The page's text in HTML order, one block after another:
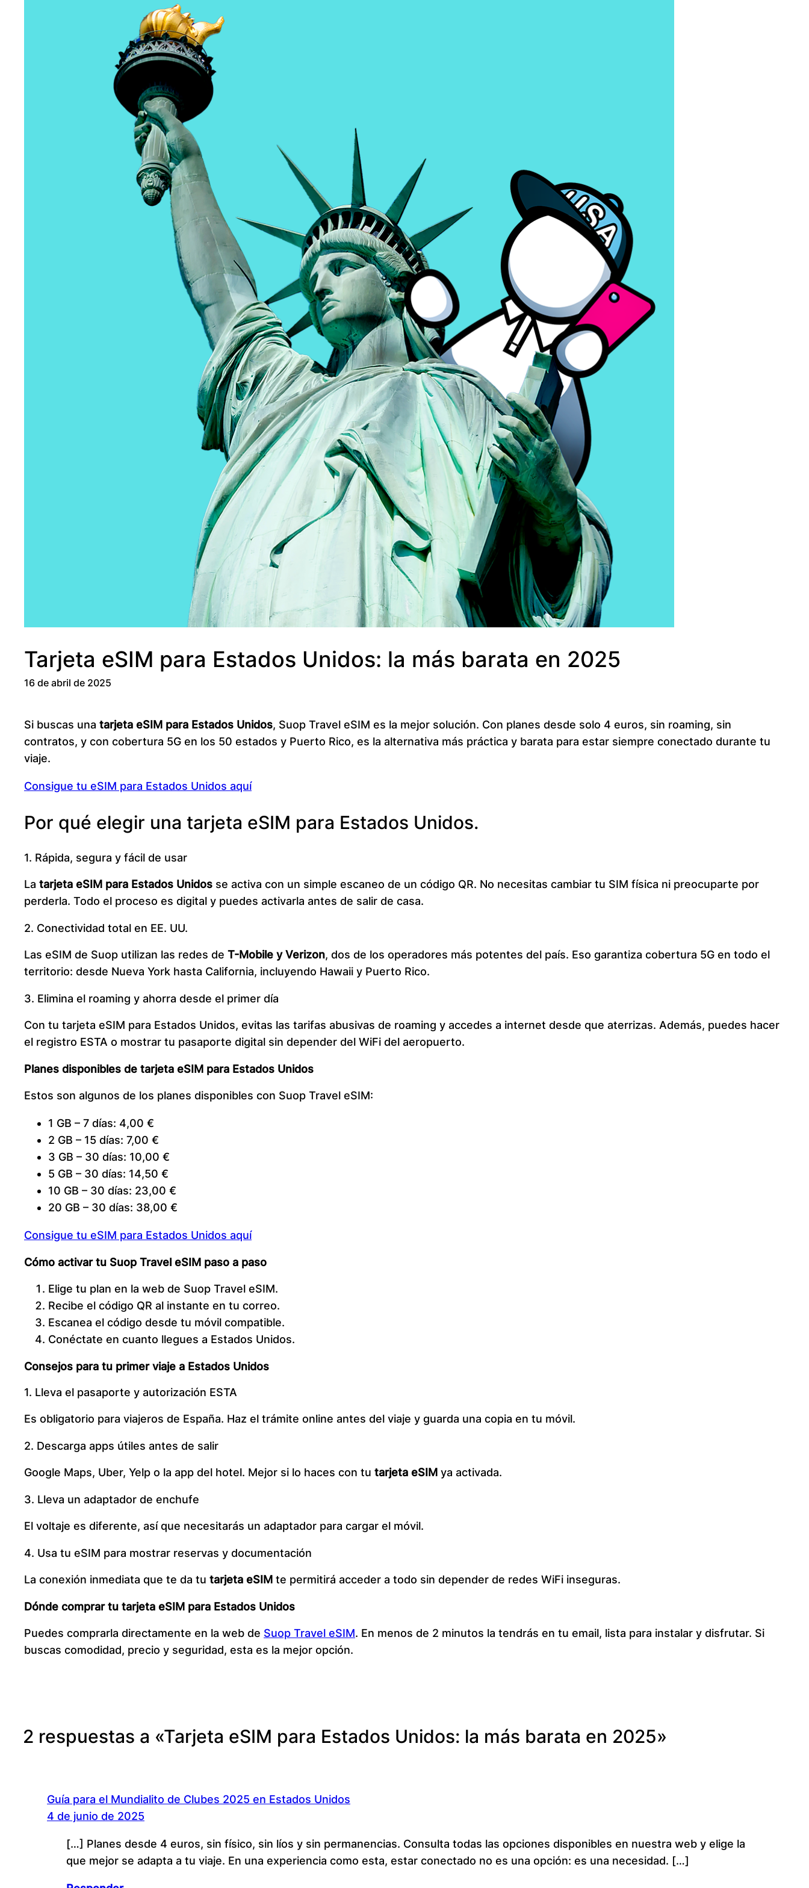
Tarjeta eSIM para Estados Unidos: la más barata en 2025
16 de abril de 2025
Si buscas una tarjeta eSIM para Estados Unidos, Suop Travel eSIM es la mejor solución. Con planes desde solo 4 euros, sin roaming, sin
contratos, y con cobertura 5G en los 50 estados y Puerto Rico, es la alternativa más práctica y barata para estar siempre conectado durante tu
viaje.
Consigue tu eSIM para Estados Unidos aquí
Por qué elegir una tarjeta eSIM para Estados Unidos.
1. Rápida, segura y fácil de usar
La tarjeta eSIM para Estados Unidos se activa con un simple escaneo de un código QR. No necesitas cambiar tu SIM física ni preocuparte por
perderla. Todo el proceso es digital y puedes activarla antes de salir de casa.
2. Conectividad total en EE. UU.
Las eSIM de Suop utilizan las redes de T-Mobile y Verizon, dos de los operadores más potentes del país. Eso garantiza cobertura 5G en todo el
territorio: desde Nueva York hasta California, incluyendo Hawaii y Puerto Rico.
3. Elimina el roaming y ahorra desde el primer día
Con tu tarjeta eSIM para Estados Unidos, evitas las tarifas abusivas de roaming y accedes a internet desde que aterrizas. Además, puedes hacer
el registro ESTA o mostrar tu pasaporte digital sin depender del WiFi del aeropuerto.
Planes disponibles de tarjeta eSIM para Estados Unidos
Estos son algunos de los planes disponibles con Suop Travel eSIM:
1 GB – 7 días: 4,00 €
2 GB – 15 días: 7,00 €
3 GB – 30 días: 10,00 €
5 GB – 30 días: 14,50 €
10 GB – 30 días: 23,00 €
20 GB – 30 días: 38,00 €
Consigue tu eSIM para Estados Unidos aquí
Cómo activar tu Suop Travel eSIM paso a paso
Elige tu plan en la web de Suop Travel eSIM.
Recibe el código QR al instante en tu correo.
Escanea el código desde tu móvil compatible.
Conéctate en cuanto llegues a Estados Unidos.
Consejos para tu primer viaje a Estados Unidos
1. Lleva el pasaporte y autorización ESTA
Es obligatorio para viajeros de España. Haz el trámite online antes del viaje y guarda una copia en tu móvil.
2. Descarga apps útiles antes de salir
Google Maps, Uber, Yelp o la app del hotel. Mejor si lo haces con tu tarjeta eSIM ya activada.
3. Lleva un adaptador de enchufe
El voltaje es diferente, así que necesitarás un adaptador para cargar el móvil.
4. Usa tu eSIM para mostrar reservas y documentación
La conexión inmediata que te da tu tarjeta eSIM te permitirá acceder a todo sin depender de redes WiFi inseguras.
Dónde comprar tu tarjeta eSIM para Estados Unidos
Puedes comprarla directamente en la web de Suop Travel eSIM. En menos de 2 minutos la tendrás en tu email, lista para instalar y disfrutar. Si
buscas comodidad, precio y seguridad, esta es la mejor opción.
2 respuestas a «Tarjeta eSIM para Estados Unidos: la más barata en 2025»
Guía para el Mundialito de Clubes 2025 en Estados Unidos
4 de junio de 2025
[…] Planes desde 4 euros, sin físico, sin líos y sin permanencias. Consulta todas las opciones disponibles en nuestra web y elige la
que mejor se adapta a tu viaje. En una experiencia como esta, estar conectado no es una opción: es una necesidad. […]